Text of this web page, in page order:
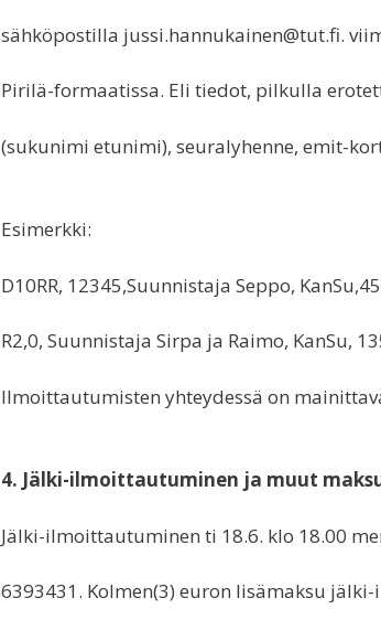
sähköpostilla jussi.hannukainen@tut.fi.
Pirilä-formaatissa. Eli tiedot, pilkulla
(sukunimi etunimi), seuralyhenne, emit-
Esimerkki:
D10RR, 12345,Suunnistaja Seppo,
R2,0, Suunnistaja Sirpa ja Raimo, KanSu,
Ilmoittautumisten yhteydessä on
4. Jälki-ilmoittautuminen ja muut
Jälki-ilmoittautuminen ti 18.6. klo 18.00
6393431. Kolmen(3) euron lisämaksu